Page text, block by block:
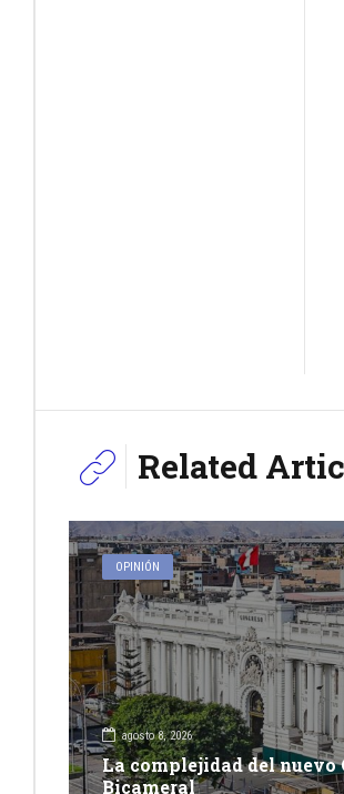
Related
OPINIÓN
agosto 8, 2026
La complejidad del nuevo
Bicameral